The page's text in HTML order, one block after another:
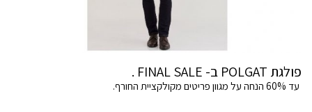
פולגת POLGAT ב- FINAL SALE .
עד 60% הנחה על מגוון פריטים מקולקציית החורף.